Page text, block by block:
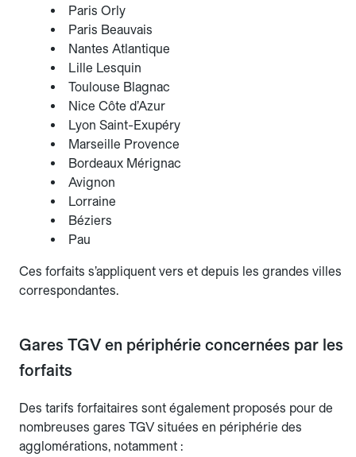
Paris Orly
Paris Beauvais
Nantes Atlantique
Lille Lesquin
Toulouse Blagnac
Nice Côte d’Azur
Lyon Saint-Exupéry
Marseille Provence
Bordeaux Mérignac
Avignon
Lorraine
Béziers
Pau
Ces forfaits s’appliquent vers et depuis les grandes villes
correspondantes.
Gares TGV en périphérie concernées par les
forfaits
Des tarifs forfaitaires sont également proposés pour de
nombreuses gares TGV situées en périphérie des
agglomérations, notamment :